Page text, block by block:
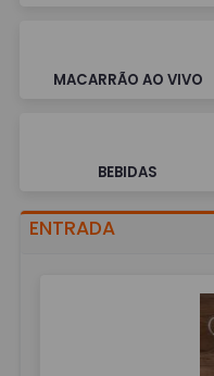
MACARRÃO AO VIVO
BEBIDAS
ENTRADA